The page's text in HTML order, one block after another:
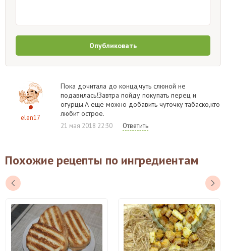
Опубликовать
elen17
Пока дочитала до конца,чуть слюной не
подавилась!Завтра пойду покупать перец и
огурцы.А ещё можно добавить чуточку табаско,кто
любит острое.
21 мая 2018 22:30 Ответить
Похожие рецепты по ингредиентам